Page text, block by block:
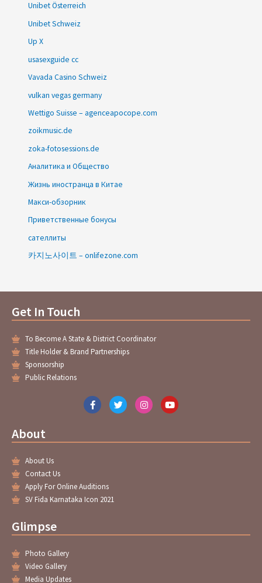
Unibet Österreich
Unibet Schweiz
Up X
usasexguide cc
Vavada Casino Schweiz
vulkan vegas germany
Wettigo Suisse – agenceapocope.com
zoikmusic.de
zoka-fotosessions.de
Аналитика и Общество
Жизнь иностранца в Китае
Макси-обзорник
Приветственные бонусы
сателлиты
카지노사이트 – onlifezone.com
Get In Touch
To Become A State & District Coordinator
Title Holder & Brand Partnerships
Sponsorship
Public Relations
F
a
c
o
T
w
i
e
I
n
s
g
Y
o
u
b
About
About Us
Contact Us
Apply For Online Auditions
SV Fida Karnataka Icon 2021
Glimpse
Photo Gallery
Video Gallery
Media Updates